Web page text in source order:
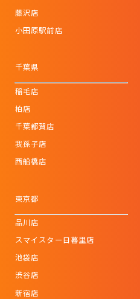
藤沢店
小田原駅前店
千葉県
稲毛店
柏店
千葉都賀店
我孫子店
西船橋店
東京都
品川店
スマイスター日暮里店
池袋店
渋谷店
新宿店